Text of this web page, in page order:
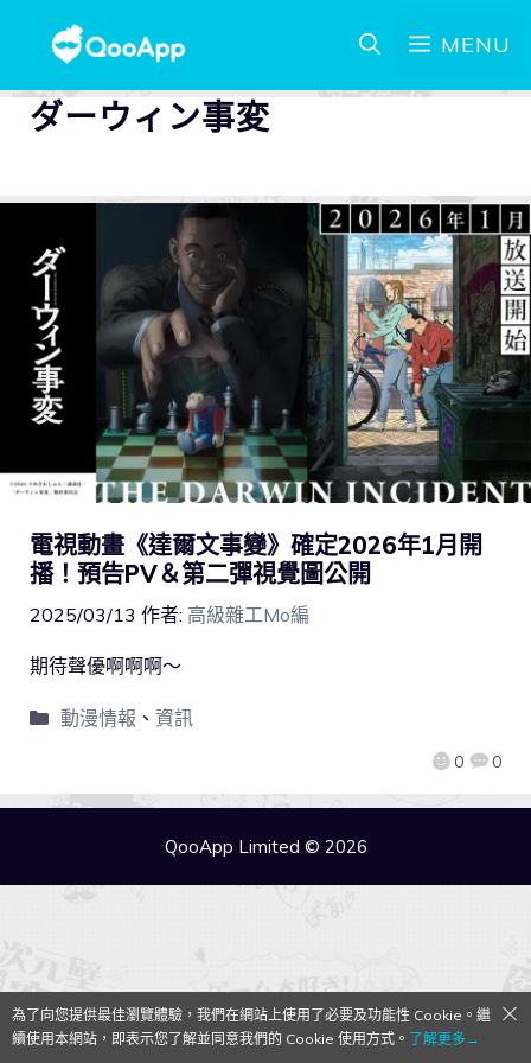
MENU
ダーウィン事変
電視動畫《達爾文事變》確定2026年1月開
播！預告PV＆第二彈視覺圖公開
2025/03/13 作者: 高級雜工Mo編
0 0
期待聲優啊啊啊～
動漫情報 、 資訊
QooApp Limited © 2026
為了向您提供最佳瀏覽體驗，我們在網站上使用了必要及功能性 Cookie。繼
續使用本網站，即表示您了解並同意我們的 Cookie 使用方式。 了解更多→